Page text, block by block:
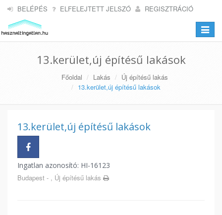
BELÉPÉS ELFELEJTETT JELSZÓ REGISZTRÁCIÓ
Toggle
13.kerület,új építésű lakások
Főoldal Lakás
Új építésű lakás
13.kerület,új építésű lakások
13.kerület,új építésű lakások
Ingatlan azonosító: HI-16123
Budapest - , Új építésű lakás